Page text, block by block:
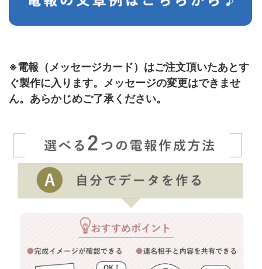
※電報（メッセージカード）はご注文頂いたあとす
ぐ製作に入ります。
メッセージの変更はできませ
ん。あらかじめご了承ください。